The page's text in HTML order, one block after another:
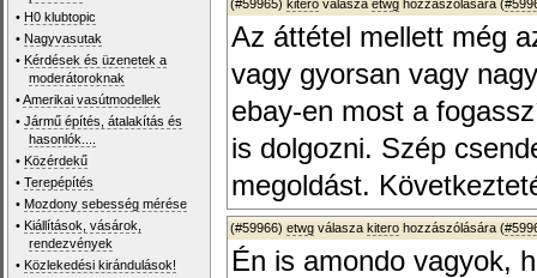
• H0 klubtopic
• Nagyvasutak
• Kérdések és üzenetek a
moderátoroknak
•Amerikai vasútmodellek
•Jármű építés, átalakítás és
hasonlók....
• Közérdekű
•Terepépítés
• Mozdony sebesség mérése
• Kiállítások, vásárok,
rendezvények
• Közlekedési kirándulások!
(#59965) kitero válasza etwg hozzászólására (
Az áttétel mellett még
vagy gyorsan vagy
ebay-en most a
is dolgozni. Szép
megoldást.
(#59966) etwg válasza kitero hozzászólására (
Én is amondo vagyok,